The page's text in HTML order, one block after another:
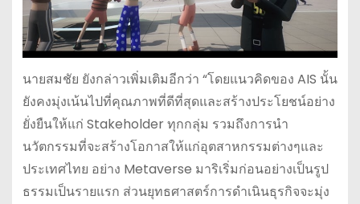
นายสมชัย ยังกล่าวเพิ่มเติมอีกว่า “โดยแนวคิดของ AIS นั้น
ยังคงมุ่งเน้นไปที่คุณภาพที่ดีที่สุดและสร้างประโยชน์อย่าง
ยั่งยืนให้แก่ Stakeholder ทุกกลุ่ม รวมถึงการนำ
นวัตกรรมที่จะสร้างโอกาสให้แก่อุตสาหกรรมต่างๆและ
ประเทศไทย อย่าง Metaverse มาริเริ่มก่อนอย่างเป็นรูป
ธรรมเป็นรายแรก ส่วนยุทธศาสตร์การดำเนินธุรกิจจะมุ่ง